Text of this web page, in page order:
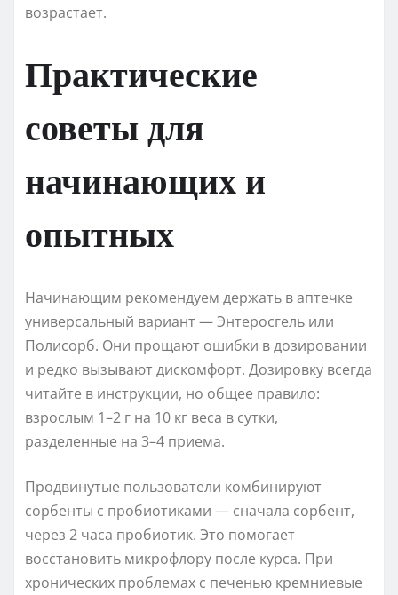
возрастает.
Практические
советы для
начинающих и
опытных
Начинающим рекомендуем держать в аптечке
универсальный вариант — Энтеросгель или
Полисорб. Они прощают ошибки в дозировании
и редко вызывают дискомфорт. Дозировку всегда
читайте в инструкции, но общее правило:
взрослым 1–2 г на 10 кг веса в сутки,
разделенные на 3–4 приема.
Продвинутые пользователи комбинируют
сорбенты с пробиотиками — сначала сорбент,
через 2 часа пробиотик. Это помогает
восстановить микрофлору после курса. При
хронических проблемах с печенью кремниевые